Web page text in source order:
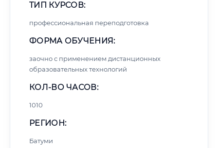
ТИП КУРСОВ:
профессиональная переподготовка
ФОРМА ОБУЧЕНИЯ:
заочно с применением дистанционных
образовательных технологий
КОЛ-ВО ЧАСОВ:
1010
РЕГИОН:
Батуми